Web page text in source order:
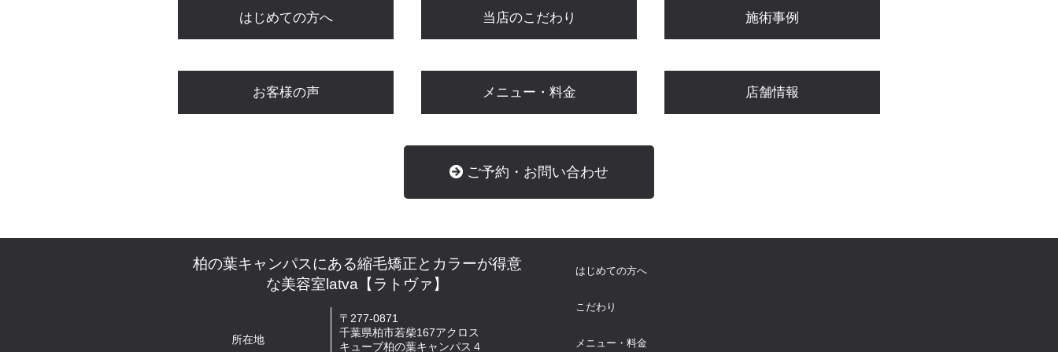
はじめての方へ 当店のこだわり 施術事例
お客様の声 メニュー・料金 店舗情報
ご予約・お問い合わせ
柏の葉キャンパスにある縮毛矯正とカラーが得意
な美容室latva【ラトヴァ】
所在地
〒277-0871
千葉県柏市若柴167アクロス
キューブ柏の葉キャンパス４
はじめての方へ
こだわり
メニュー・料金